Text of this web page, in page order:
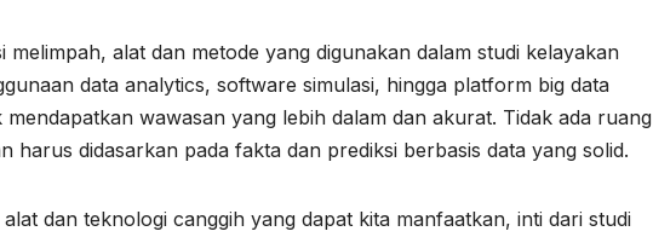
melimpah, alat dan metode yang digunakan dalam studi kelayakan
data analytics, software simulasi, hingga platform big data
wawasan yang lebih dalam dan akurat. Tidak ada ruang
harus didasarkan pada fakta dan prediksi berbasis data yang solid.
dan teknologi canggih yang dapat kita manfaatkan, inti dari studi